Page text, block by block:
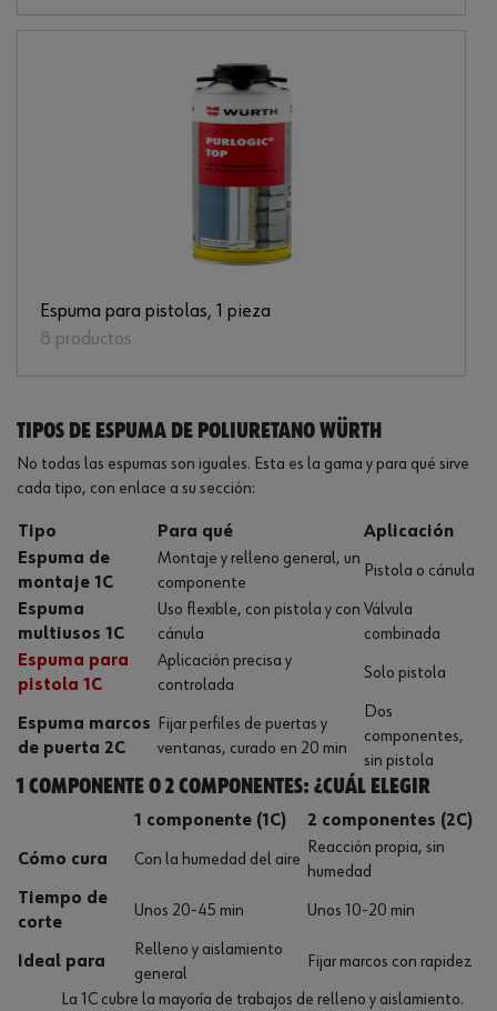
Espuma para pistolas, 1 pieza
8 productos
Tipos de espuma de poliuretano Würth
No todas las espumas son iguales. Esta es la gama y para qué sirve
cada tipo, con enlace a su sección:
Tipo Para qué
Aplicación
Espuma de
montaje 1C
Montaje y relleno general, un
componente
Pistola o cánula
Espuma
multiusos 1C
Uso flexible, con pistola y con
cánula
Válvula
combinada
Espuma para
pistola 1C
Aplicación precisa y
controlada
Solo pistola
Espuma marcos
de puerta 2C
Fijar perfiles de puertas y
ventanas, curado en 20 min
Dos
componentes,
sin pistola
1 componente o 2 componentes: ¿Cuál elegir
1 componente (1C) 2 componentes (2C)
Cómo cura Con la humedad del aire
Reacción propia, sin
humedad
Tiempo de
corte
Unos 20-45 min Unos 10-20 min
Ideal para
Relleno y aislamiento
general
Fijar marcos con rapidez
La 1C cubre la mayoría de trabajos de relleno y aislamiento.